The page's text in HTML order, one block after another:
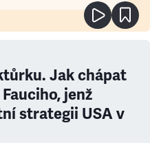
Jak chápat
jenž
strategii USA v